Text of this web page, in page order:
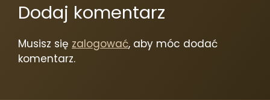
Dodaj komentarz
Musisz się zalogować, aby móc dodać
komentarz.